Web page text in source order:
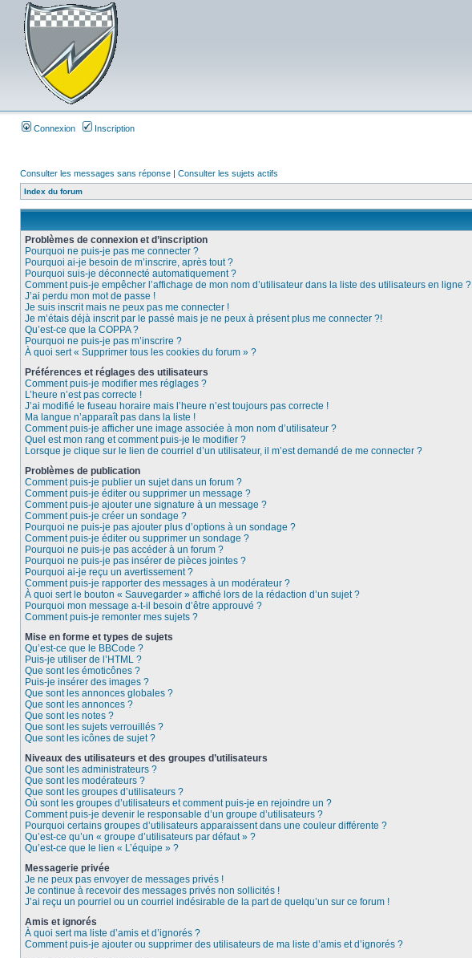
Connexion Inscription
Consulter les messages sans réponse | Consulter les sujets actifs
Index du forum
Problèmes de connexion et d’inscription
Pourquoi ne puis-je pas me connecter ?
Pourquoi ai-je besoin de m’inscrire, après tout ?
Pourquoi suis-je déconnecté automatiquement ?
Comment puis-je empêcher l’affichage de mon nom d’utilisateur dans la liste des utilisateurs en ligne ?
J’ai perdu mon mot de passe !
Je suis inscrit mais ne peux pas me connecter !
Je m’étais déjà inscrit par le passé mais je ne peux à présent plus me connecter ?!
Qu’est-ce que la COPPA ?
Pourquoi ne puis-je pas m’inscrire ?
À quoi sert « Supprimer tous les cookies du forum » ?
Préférences et réglages des utilisateurs
Comment puis-je modifier mes réglages ?
L’heure n’est pas correcte !
J’ai modifié le fuseau horaire mais l’heure n’est toujours pas correcte !
Ma langue n’apparaît pas dans la liste !
Comment puis-je afficher une image associée à mon nom d’utilisateur ?
Quel est mon rang et comment puis-je le modifier ?
Lorsque je clique sur le lien de courriel d’un utilisateur, il m’est demandé de me connecter ?
Problèmes de publication
Comment puis-je publier un sujet dans un forum ?
Comment puis-je éditer ou supprimer un message ?
Comment puis-je ajouter une signature à un message ?
Comment puis-je créer un sondage ?
Pourquoi ne puis-je pas ajouter plus d’options à un sondage ?
Comment puis-je éditer ou supprimer un sondage ?
Pourquoi ne puis-je pas accéder à un forum ?
Pourquoi ne puis-je pas insérer de pièces jointes ?
Pourquoi ai-je reçu un avertissement ?
Comment puis-je rapporter des messages à un modérateur ?
À quoi sert le bouton « Sauvegarder » affiché lors de la rédaction d’un sujet ?
Pourquoi mon message a-t-il besoin d’être approuvé ?
Comment puis-je remonter mes sujets ?
Mise en forme et types de sujets
Qu’est-ce que le BBCode ?
Puis-je utiliser de l’HTML ?
Que sont les émoticônes ?
Puis-je insérer des images ?
Que sont les annonces globales ?
Que sont les annonces ?
Que sont les notes ?
Que sont les sujets verrouillés ?
Que sont les icônes de sujet ?
Niveaux des utilisateurs et des groupes d’utilisateurs
Que sont les administrateurs ?
Que sont les modérateurs ?
Que sont les groupes d’utilisateurs ?
Où sont les groupes d’utilisateurs et comment puis-je en rejoindre un ?
Comment puis-je devenir le responsable d’un groupe d’utilisateurs ?
Pourquoi certains groupes d’utilisateurs apparaissent dans une couleur différente ?
Qu’est-ce qu’un « groupe d’utilisateurs par défaut » ?
Qu’est-ce que le lien « L’équipe » ?
Messagerie privée
Je ne peux pas envoyer de messages privés !
Je continue à recevoir des messages privés non sollicités !
J’ai reçu un pourriel ou un courriel indésirable de la part de quelqu’un sur ce forum !
Amis et ignorés
À quoi sert ma liste d’amis et d’ignorés ?
Comment puis-je ajouter ou supprimer des utilisateurs de ma liste d’amis et d’ignorés ?